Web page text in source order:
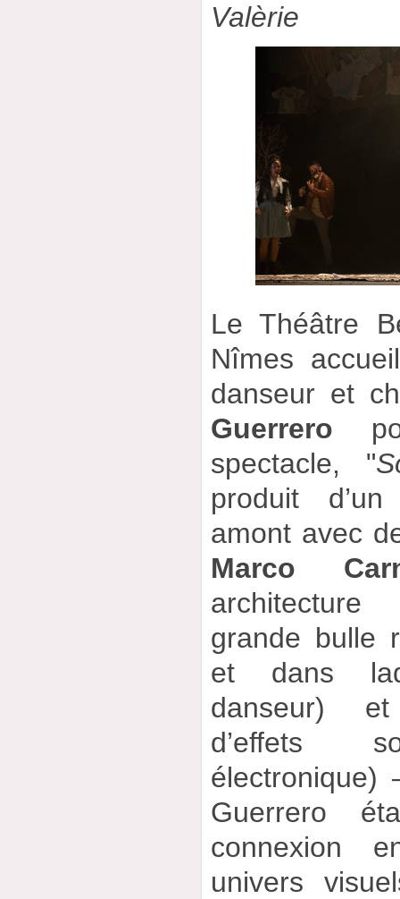
Valèrie
Le Théâtre
Nîmes
danseur et
Guerrero
spectacle, "
produit
amont avec
Marco
grande bulle
et dans
danseur)
d’effets
électronique)
Guerrero
connexion
univers